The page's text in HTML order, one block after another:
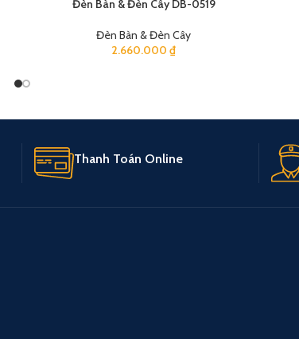
Đèn Bàn & Đèn Cây DB-0519
Đèn Bàn & Đèn Cây
2.660.000₫
Thanh Toán Online